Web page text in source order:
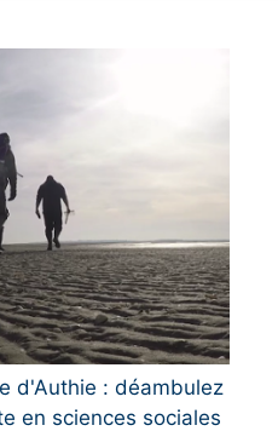
d'Authie : déambulez
en sciences sociales